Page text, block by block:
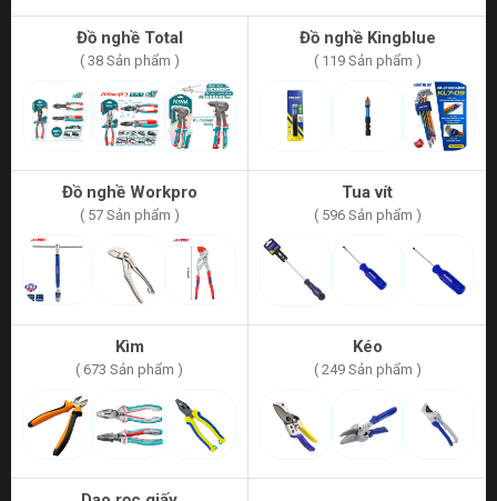
Đồ nghề Total
( 38 Sản phẩm )
Đồ nghề Kingblue
( 119 Sản phẩm )
Đồ nghề Workpro
( 57 Sản phẩm )
Tua vít
( 596 Sản phẩm )
Kìm
( 673 Sản phẩm )
Kéo
( 249 Sản phẩm )